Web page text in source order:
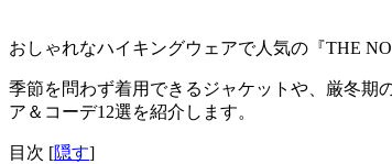
おしゃれなハイキングウェアで人気の『THE
季節を問わず着用できるジャケットや、厳冬期
ア＆コーデ12選を紹介します。
目次 [隠す]